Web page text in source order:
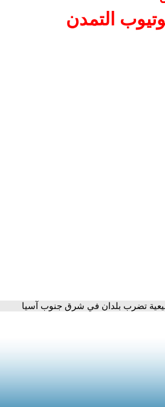
التمدن
تضرب بلدان في شرق جنوب آسيا